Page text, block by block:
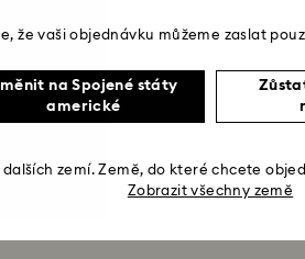
že vaši objednávku můžeme zaslat
na Spojené státy
americké
dalších zemí. Země, do které chcete
Zobrazit všechny země